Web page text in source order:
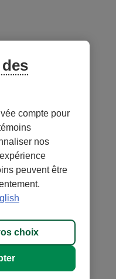
compte pour
nos
peuvent être
choix